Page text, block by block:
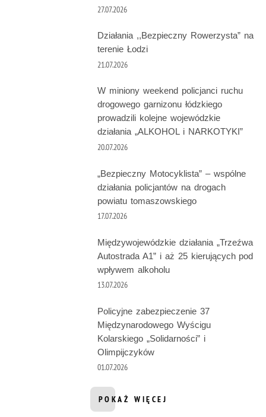
27.07.2026
Działania ,,Bezpieczny Rowerzysta” na
terenie Łodzi
21.07.2026
W miniony weekend policjanci ruchu
drogowego garnizonu łódzkiego
prowadzili kolejne wojewódzkie
działania „ALKOHOL i NARKOTYKI”
20.07.2026
„Bezpieczny Motocyklista” – wspólne
działania policjantów na drogach
powiatu tomaszowskiego
17.07.2026
Międzywojewódzkie działania „Trzeźwa
Autostrada A1” i aż 25 kierujących pod
wpływem alkoholu
13.07.2026
Policyjne zabezpieczenie 37
Międzynarodowego Wyścigu
Kolarskiego „Solidarności” i
Olimpijczyków
01.07.2026
POKAŻ WIĘCEJ
INFORMACJI Z DZIAŁU